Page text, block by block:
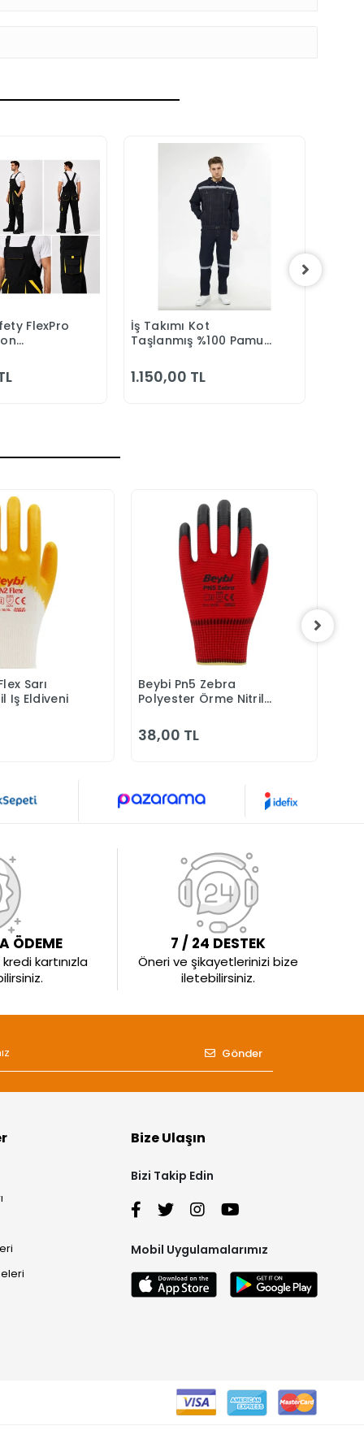
Ekle
FlexPro
Sepete Ekle
İş Takımı Kot
Taşlanmış %100 Pamuk
Yazlık
1.150,00 TL
Ekle
Sarı
Iş Eldiveni
Sepete Ekle
Beybi Pn5 Zebra
Polyester Örme Nitril
38,00 TL
ÖDEME
kartınızla
7 / 24 DESTEK
Öneri ve şikayetlerinizi bize
iletebilirsiniz.
Gönder
Bize Ulaşın
Bizi Takip Edin
Mobil Uygulamalarımız